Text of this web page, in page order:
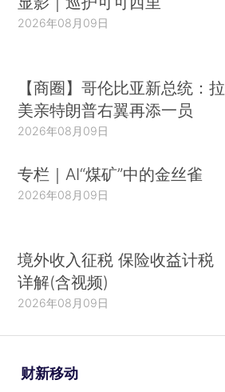
2026年08月09日
【商圈】哥伦比亚新总统：拉
美亲特朗普右翼再添一员
2026年08月09日
专栏｜AI“煤矿”中的金丝雀
2026年08月09日
境外收入征税 保险收益计税
详解(含视频)
2026年08月09日
财新移动